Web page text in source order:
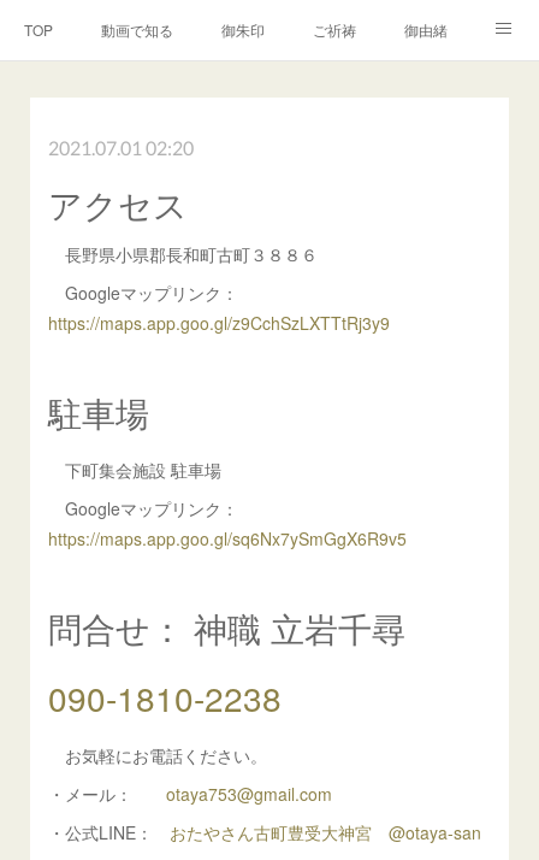
TOP 動画で知る 御朱印 ご祈祷 御由緒
地鎮祭・出張祭典 問合せ
2021.07.01 02:20
アクセス
長野県小県郡長和町古町３８８６
Googleマップリンク：
https://maps.app.goo.gl/z9CchSzLXTTtRj3y9
駐車場
下町集会施設 駐車場
Googleマップリンク：
https://maps.app.goo.gl/sq6Nx7ySmGgX6R9v5
問合せ： 神職 立岩千尋
090-1810-2238
お気軽にお電話ください。
・メール：otaya753@gmail.com
・公式LINE： おたやさん古町豊受大神宮 @otaya-san